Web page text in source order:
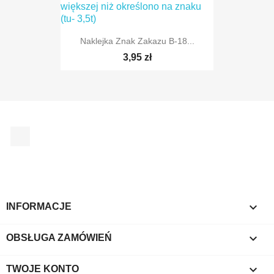
Naklejka Znak Zakazu B-18...
3,95 zł
INFORMACJE 
OBSŁUGA ZAMÓWIEŃ 
TWOJE KONTO 